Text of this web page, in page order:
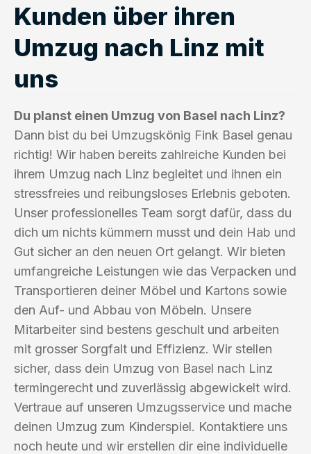
Kunden über ihren
Umzug nach Linz mit
uns
Du planst einen Umzug von Basel nach Linz?
Dann bist du bei Umzugskönig Fink Basel genau
richtig! Wir haben bereits zahlreiche Kunden bei
ihrem Umzug nach Linz begleitet und ihnen ein
stressfreies und reibungsloses Erlebnis geboten.
Unser professionelles Team sorgt dafür, dass du
dich um nichts kümmern musst und dein Hab und
Gut sicher an den neuen Ort gelangt. Wir bieten
umfangreiche Leistungen wie das Verpacken und
Transportieren deiner Möbel und Kartons sowie
den Auf- und Abbau von Möbeln. Unsere
Mitarbeiter sind bestens geschult und arbeiten
mit grosser Sorgfalt und Effizienz. Wir stellen
sicher, dass dein Umzug von Basel nach Linz
termingerecht und zuverlässig abgewickelt wird.
Vertraue auf unseren Umzugsservice und mache
deinen Umzug zum Kinderspiel. Kontaktiere uns
noch heute und wir erstellen dir eine individuelle